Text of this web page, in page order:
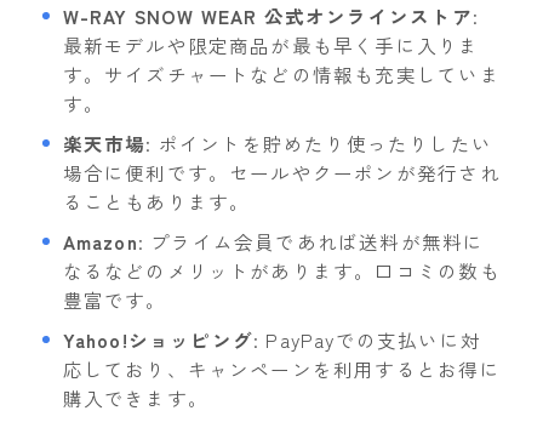
W-RAY SNOW WEAR 公式オンラインストア:
最新モデルや限定商品が最も早く手に入りま
す。サイズチャートなどの情報も充実していま
す。
楽天市場: ポイントを貯めたり使ったりしたい
場合に便利です。セールやクーポンが発行され
ることもあります。
Amazon: プライム会員であれば送料が無料に
なるなどのメリットがあります。口コミの数も
豊富です。
Yahoo!ショッピング: PayPayでの支払いに対
応しており、キャンペーンを利用するとお得に
購入できます。